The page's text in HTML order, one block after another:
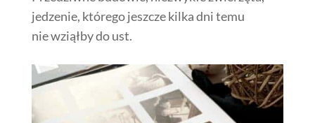
jedzenie, którego jeszcze kilka dni temu
nie wziąłby do ust.